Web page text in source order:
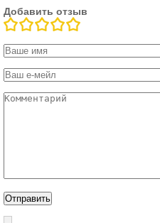
Добавить отзыв